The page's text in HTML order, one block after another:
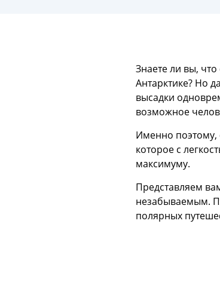
Знаете ли вы,
Антарктике? Но
высадки
возможное
Именно поэтому,
которое с
максимуму.
Представляем
незабываемым.
полярных